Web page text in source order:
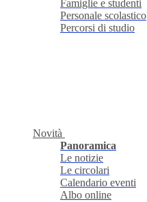
Famiglie e studenti
Personale scolastico
Percorsi di studio
Novità
Panoramica
Le notizie
Le circolari
Calendario eventi
Albo online